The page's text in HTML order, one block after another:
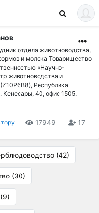
отдела животноводства,
и молока Товарищество
«Научно-
животноводства и
Республика
Кенесары, 40, офис 1505.
17949 17
(42)
(30)